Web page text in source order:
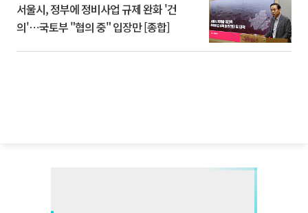
서울시, 정부에 정비사업 규제 완화 '건
의'⋯국토부 "협의 중" 입장만 [종합]